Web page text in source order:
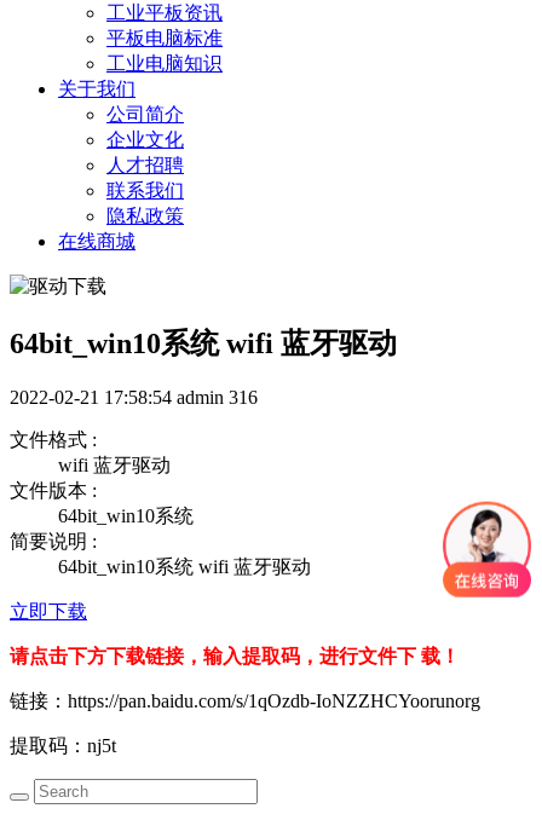
工业平板资讯
平板电脑标准
工业电脑知识
关于我们
公司简介
企业文化
人才招聘
联系我们
隐私政策
在线商城
64bit_win10系统 wifi 蓝牙驱动
2022-02-21 17:58:54 admin 316
文件格式 :
wifi 蓝牙驱动
文件版本 :
64bit_win10系统
简要说明 :
64bit_win10系统 wifi 蓝牙驱动
立即下载
请点击下方下载链接，输入提取码，进行文件下 载！
链接：https://pan.baidu.com/s/1qOzdb-IoNZZHCYoorunorg
提取码：nj5t